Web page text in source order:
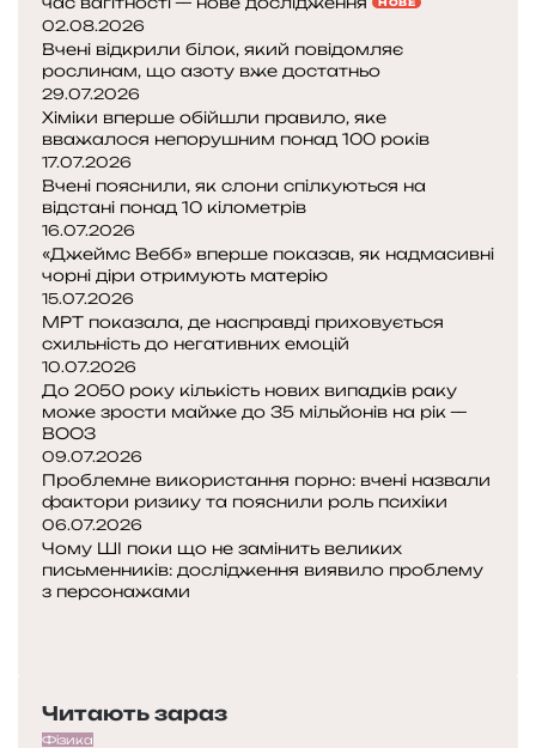
02.08.2026
Вчені відкрили білок, який повідомляє
рослинам, що азоту вже достатньо
29.07.2026
Хіміки вперше обійшли правило, яке
вважалося непорушним понад 100 років
17.07.2026
Вчені пояснили, як слони спілкуються на
відстані понад 10 кілометрів
16.07.2026
«Джеймс Вебб» вперше показав, як надмасивні
чорні діри отримують матерію
15.07.2026
МРТ показала, де насправді приховується
схильність до негативних емоцій
10.07.2026
До 2050 року кількість нових випадків раку
може зрости майже до 35 мільйонів на рік —
ВООЗ
09.07.2026
Проблемне використання порно: вчені назвали
фактори ризику та пояснили роль психіки
06.07.2026
Чому ШІ поки що не замінить великих
письменників: дослідження виявило проблему
з персонажами
Читають зараз
Фізика